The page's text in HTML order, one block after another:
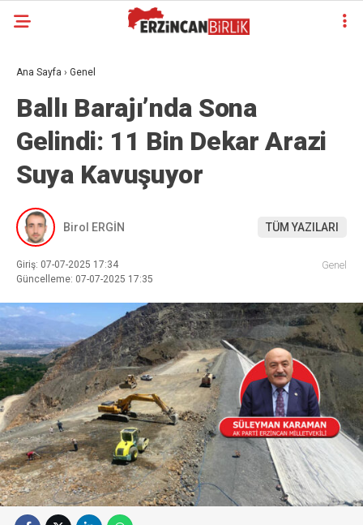
Ana Sayfa › Genel
Ballı Barajı’nda Sona
Gelindi: 11 Bin Dekar Arazi
Suya Kavuşuyor
Birol ERGİN TÜM YAZILARI
Giriş: 07-07-2025 17:34
Güncelleme: 07-07-2025 17:35
Genel